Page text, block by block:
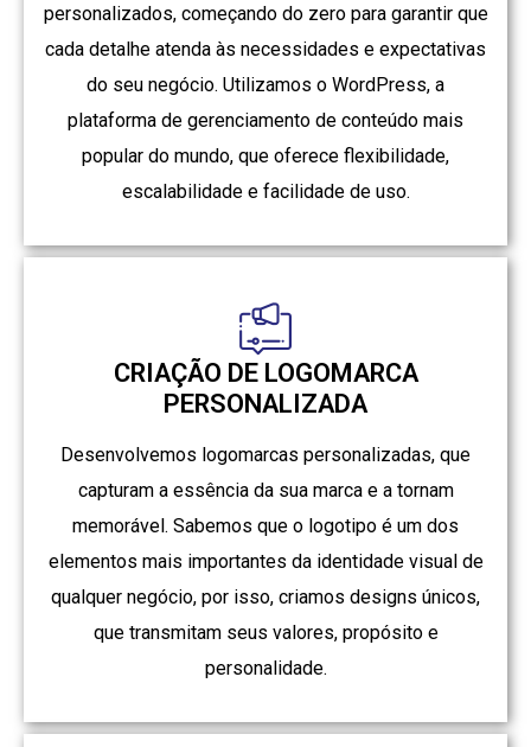
personalizados, começando do zero para garantir que
cada detalhe atenda às necessidades e expectativas
do seu negócio. Utilizamos o WordPress, a
plataforma de gerenciamento de conteúdo mais
popular do mundo, que oferece flexibilidade,
escalabilidade e facilidade de uso.
CRIAÇÃO DE LOGOMARCA
PERSONALIZADA
Desenvolvemos logomarcas personalizadas, que
capturam a essência da sua marca e a tornam
memorável. Sabemos que o logotipo é um dos
elementos mais importantes da identidade visual de
qualquer negócio, por isso, criamos designs únicos,
que transmitam seus valores, propósito e
personalidade.